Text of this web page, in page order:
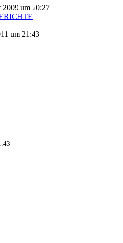
2009 um 20:27
um 21:43